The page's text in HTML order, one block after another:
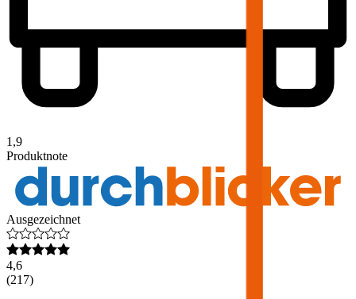
1,9
Produktnote
Ausgezeichnet
4,6
(217)